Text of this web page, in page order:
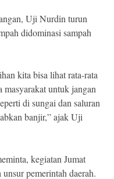
Uji Nurdin turun
didominasi sampah
kita bisa lihat rata-rata
masyarakat untuk jangan
di sungai dan saluran
banjir,” ajak Uji
kegiatan Jumat
pemerintah daerah.